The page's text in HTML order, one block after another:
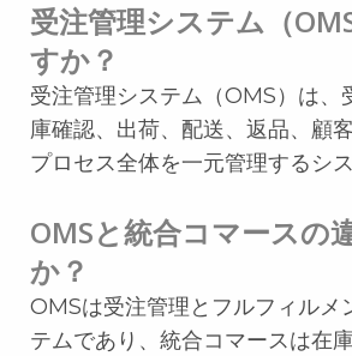
受注管理システム（
すか？
受注管理システム（OMS）は、
庫確認、出荷、配送、返品、顧
プロセス全体を一元管理するシス
OMSと統合コマースの
か？
OMSは受注管理とフルフィルメ
テムであり、統合コマースは在